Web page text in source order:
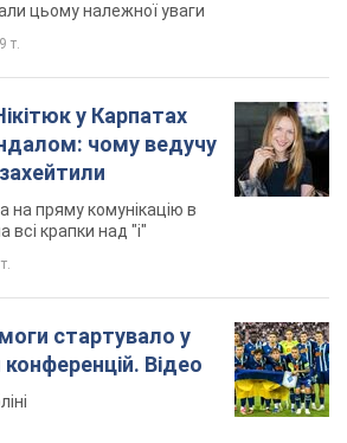
конференцій. Відео